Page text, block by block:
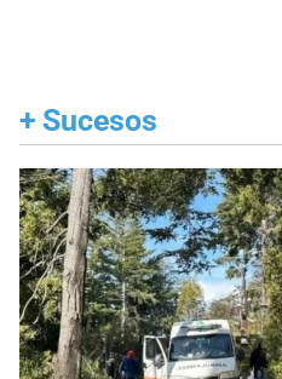
+ Sucesos